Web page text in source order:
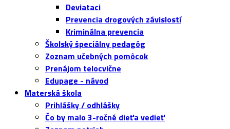
Deviataci
Prevencia drogových závislostí
Kriminálna prevencia
Školský špeciálny pedagóg
Zoznam učebných pomôcok
Prenájom telocvične
Edupage - návod
Materská škola
Prihlášky / odhlášky
Čo by malo 3-ročné dieťa vedieť